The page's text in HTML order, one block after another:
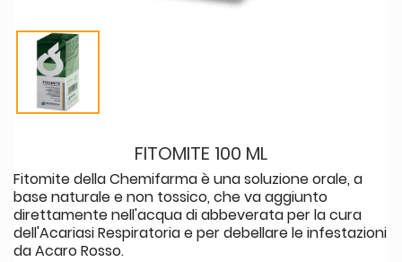
FITOMITE 100 ML
Fitomite della Chemifarma è una soluzione orale, a
base naturale e non tossico, che va aggiunto
direttamente nell'acqua di abbeverata per la cura
dell'Acariasi Respiratoria e per debellare le infestazioni
da Acaro Rosso.